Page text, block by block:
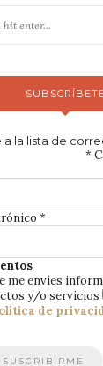
a la lista de
*
*
me envíes
y/o servicios
de